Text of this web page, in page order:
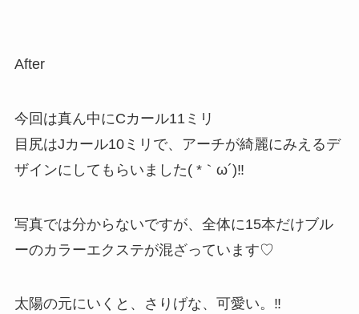
After
今回は真ん中にCカール11ミリ
目尻はJカール10ミリで、アーチが綺麗にみえるデ
ザインにしてもらいました( *｀ω´)‼
写真では分からないですが、全体に15本だけブル
ーのカラーエクステが混ざっています♡
太陽の元にいくと、さりげな、可愛い。‼